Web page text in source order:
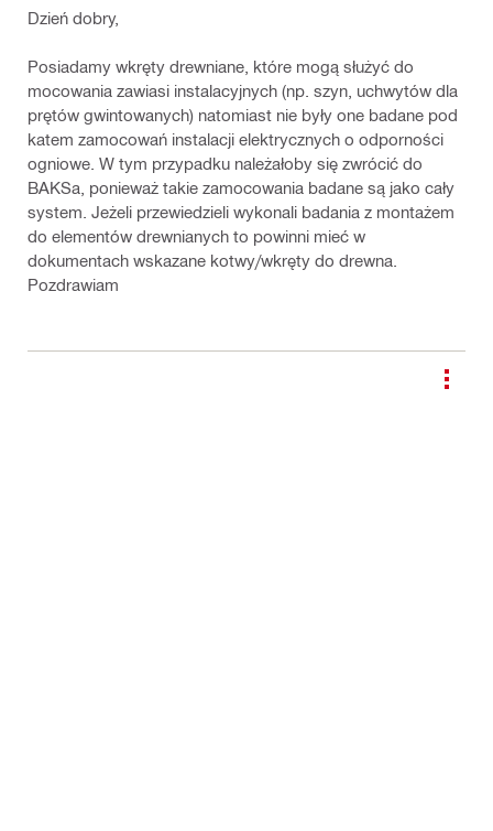
Dzień dobry,
Posiadamy wkręty drewniane, które mogą służyć do
mocowania zawiasi instalacyjnych (np. szyn, uchwytów dla
prętów gwintowanych) natomiast nie były one badane pod
katem zamocowań instalacji elektrycznych o odporności
ogniowe. W tym przypadku należałoby się zwrócić do
BAKSa, ponieważ takie zamocowania badane są jako cały
system. Jeżeli przewiedzieli wykonali badania z montażem
do elementów drewnianych to powinni mieć w
dokumentach wskazane kotwy/wkręty do drewna.
Pozdrawiam